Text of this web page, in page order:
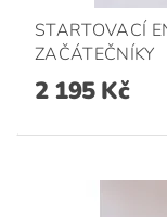
STARTOVACÍ
ZAČÁTEČNÍKY
2 195 Kč